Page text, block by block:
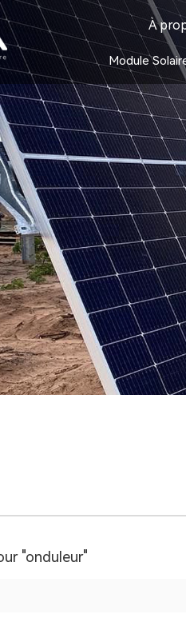
À
Module
"onduleur"